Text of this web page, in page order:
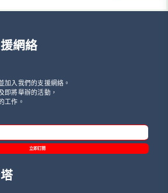
網絡
加入我們的支援網絡。
即將舉辦的活動，
工作。
立即訂閱